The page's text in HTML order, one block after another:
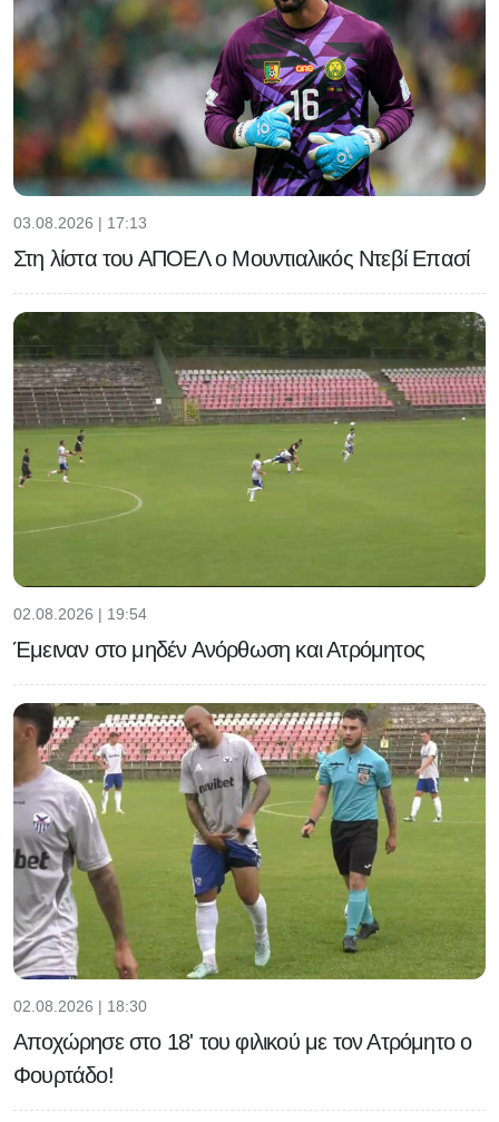
03.08.2026 | 17:13
Στη λίστα του ΑΠΟΕΛ ο Μουντιαλικός Ντεβί Επασί
02.08.2026 | 19:54
Έμειναν στο μηδέν Ανόρθωση και Ατρόμητος
02.08.2026 | 18:30
Αποχώρησε στο 18' του φιλικού με τον Ατρόμητο ο
Φουρτάδο!